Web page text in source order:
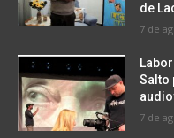
de
7 de
Salto
7 de